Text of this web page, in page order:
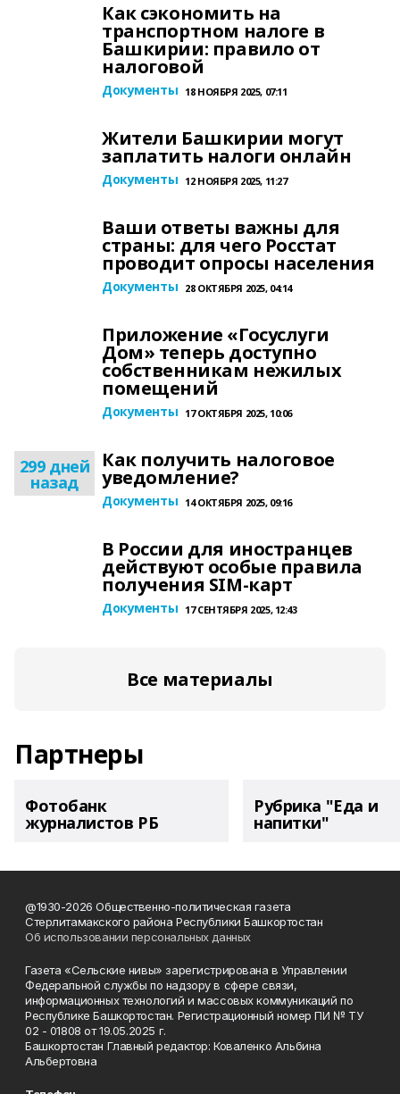
Как сэкономить на
транспортном налоге в
Башкирии: правило от
налоговой
Документы 18 НОЯБРЯ 2025, 07:11
Жители Башкирии могут
заплатить налоги онлайн
Документы 12 НОЯБРЯ 2025, 11:27
Ваши ответы важны для
страны: для чего Росстат
проводит опросы населения
Документы 28 ОКТЯБРЯ 2025, 04:14
Приложение «Госуслуги
Дом» теперь доступно
собственникам нежилых
помещений
Документы 17 ОКТЯБРЯ 2025, 10:06
299 дней
назад
Как получить налоговое
уведомление?
Документы 14 ОКТЯБРЯ 2025, 09:16
В России для иностранцев
действуют особые правила
получения SIM-карт
Документы 17 СЕНТЯБРЯ 2025, 12:43
Все материалы
Партнеры
Фотобанк
журналистов РБ
Рубрика "Еда и
напитки"
@1930-2026 Общественно-политическая газета
Стерлитамакского района Республики Башкортостан
Об использовании персональных данных
Газета «Сельские нивы» зарегистрирована в Управлении
Федеральной службы по надзору в сфере связи,
информационных технологий и массовых коммуникаций по
Республике Башкортостан. Регистрационный номер ПИ № ТУ
02 - 01808 от 19.05.2025 г.
Башкортостан Главный редактор: Коваленко Альбина
Альбертовна